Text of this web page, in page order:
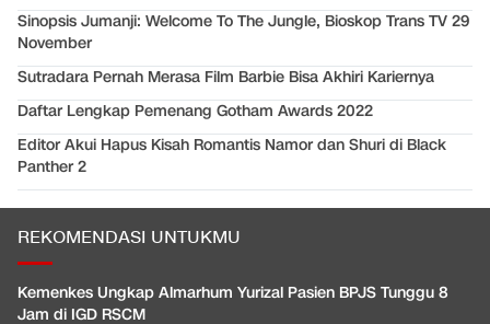
Sinopsis Jumanji: Welcome To The Jungle, Bioskop Trans TV 29
November
Sutradara Pernah Merasa Film Barbie Bisa Akhiri Kariernya
Daftar Lengkap Pemenang Gotham Awards 2022
Editor Akui Hapus Kisah Romantis Namor dan Shuri di Black
Panther 2
REKOMENDASI UNTUKMU
Kemenkes Ungkap Almarhum Yurizal Pasien BPJS Tunggu 8
Jam di IGD RSCM